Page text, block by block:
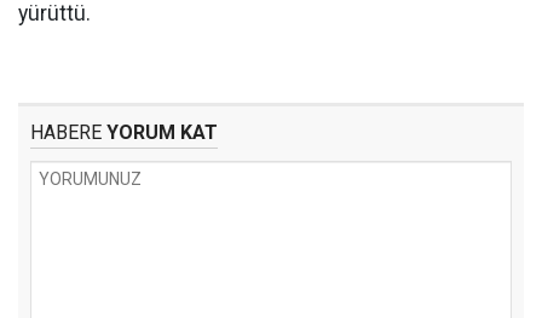
yürüttü.
HABERE YORUM KAT